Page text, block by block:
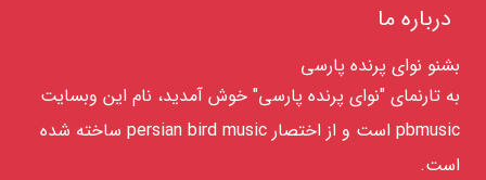
درباره ما
بشنو نوای پرنده پارسی
به تارنمای "نوای پرنده پارسی" خوش آمدید، نام این وبسایت
pbmusic است و از اختصار persian bird music ساخته شده
است.